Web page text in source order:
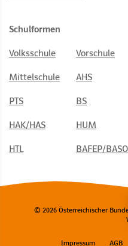
Schulformen
Volksschule Vorschule
Mittelschule AHS
PTS BS
HAK/HAS HUM
HTL BAFEP/
© 2026 Österreichischer
Impressum AGB